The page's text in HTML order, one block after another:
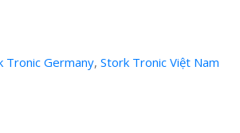
Tronic Germany, Stork Tronic Việt Nam